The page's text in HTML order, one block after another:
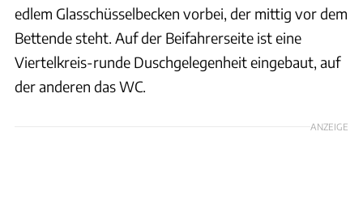
edlem Glasschüsselbecken vorbei, der mittig vor dem
Bettende steht. Auf der Beifahrerseite ist eine
Viertelkreis-runde Duschgelegenheit eingebaut, auf
der anderen das WC.
ANZEIGE